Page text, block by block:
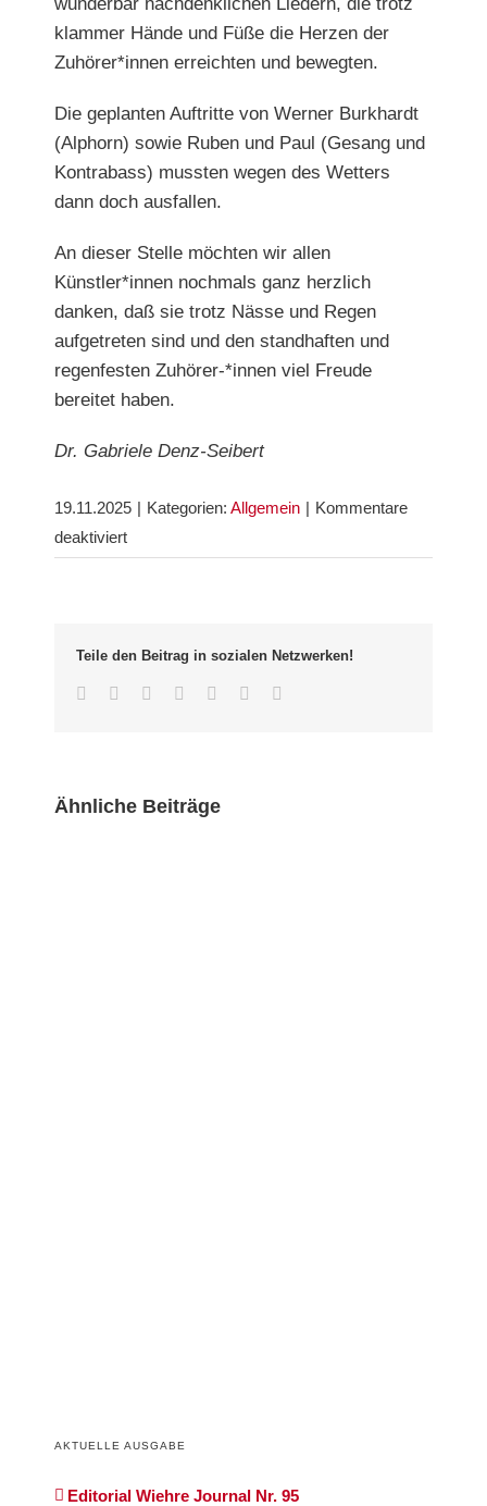
klammer Hände und Füße die Herzen der
Zuhörer*innen erreichten und bewegten.
Die geplanten Auftritte von Werner Burkhardt
(Alphorn) sowie Ruben und Paul (Gesang und
Kontrabass) mussten wegen des Wetters
dann doch ausfallen.
An dieser Stelle möchten wir allen
Künstler*innen nochmals ganz herzlich
danken, daß sie trotz Nässe und Regen
aufgetreten sind und den standhaften und
regenfesten Zuhörer-*innen viel Freude
bereitet haben.
Dr. Gabriele Denz-Seibert
19.11.2025 | Kategorien: Allgemein | Kommentare
deaktiviertfür
Regen
Teile den Beitrag in sozialen Netzwerken!
Facebook
TwitterLinkedInWhatsappGoogle+Pinterest
Ähnliche Beiträge
AKTUELLE AUSGABE
Editorial Wiehre Journal Nr. 95